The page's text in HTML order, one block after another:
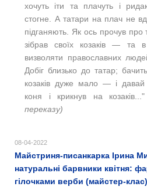
хочуть іти та плачуть і
стогне. А татари на плач не
підганяють. Як ось прочув
зібрав своїх козаків — та
визволяти православних
Добіг близько до татар;
козаків дуже мало — і давай
коня і крикнув на козаків..."
переказу)
08-04-2022
Майстриня-писанкарка Ірина
натуральні барвники квітня:
гілочками верби (майстер-клас)